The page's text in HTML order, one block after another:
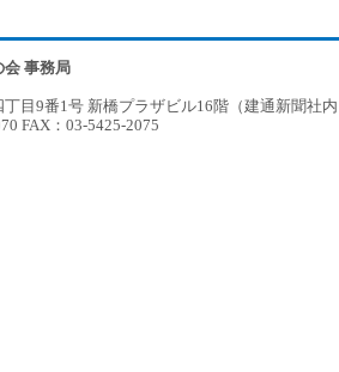
会 事務局
目9番1号 新橋プラザビル16階（建通新聞社
FAX：03-5425-2075